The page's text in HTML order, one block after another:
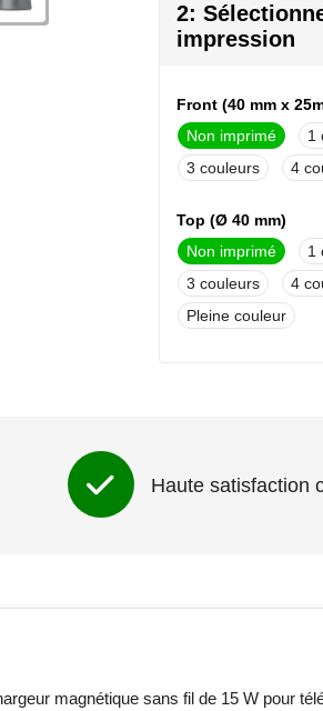
2:
impression
Front (40 mm x
Non imprimé
1
3
4
Top (Ø 40 mm)
Non imprimé
1
3
4
Pleine couleur
Haute satisfaction
magnétique sans fil de 15 W pour